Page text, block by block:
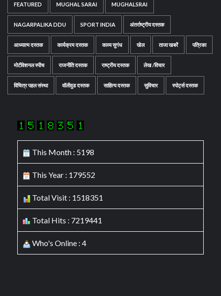
FEATURED MUGHAL SARAI MUGHALSRAI
NAGARPALIKA DDU SPORT INDIA अंतर्राष्ट्रीय दस्तक
आध्यात्म दस्तक कार्यक्रम दस्तक काव्य सुगंध खेल ताजा खबरें पत्रिका
मोटीवेशनल स्पीच राजनीति दस्तक राष्ट्रीय दस्तक लेख /विचार
विचित्र पहल संस्था वॉलीवुड दस्तक साहित्य दस्तक सुविचार स्पोर्ट्स दस्तक
This Month : 5198
This Year : 179552
Total Visit : 1518351
Total Hits : 7219441
Who's Online : 4